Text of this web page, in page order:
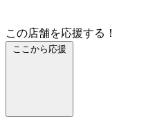
この店舗を応援する！
ここから応援